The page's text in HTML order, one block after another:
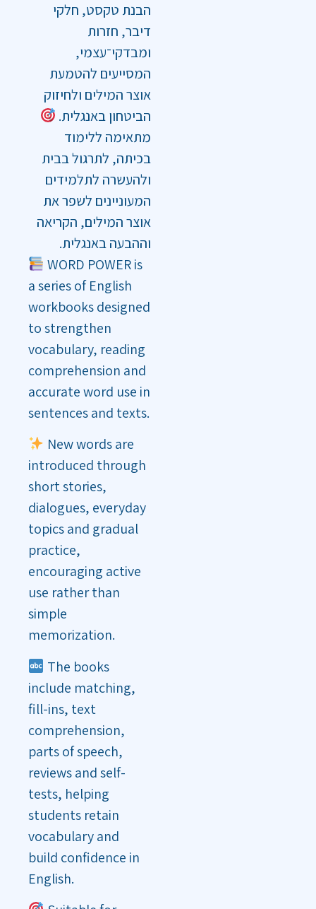
הבנת טקסט, חלקי
דיבר, חזרות
ומבדקי־עצמי,
המסייעים להטמעת
אוצר המילים ולחיזוק
הביטחון באנגלית.
מתאימה ללימוד
בכיתה, לתרגול בבית
ולהעשרה לתלמידים
המעוניינים לשפר את
אוצר המילים, הקריאה
וההבעה באנגלית.
WORD POWER is
a series of English
workbooks designed
to strengthen
vocabulary, reading
comprehension and
accurate word use in
sentences and texts.
New words are
introduced through
short stories,
dialogues, everyday
topics and gradual
practice,
encouraging active
use rather than
simple
memorization.
The books
include matching,
fill-ins, text
comprehension,
parts of speech,
reviews and self-
tests, helping
students retain
vocabulary and
build confidence in
English.